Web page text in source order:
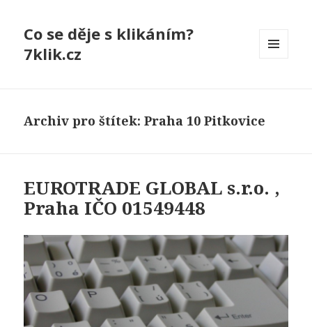
Co se děje s klikáním?
7klik.cz
Archiv pro štítek: Praha 10 Pitkovice
EUROTRADE GLOBAL s.r.o. ,
Praha IČO 01549448